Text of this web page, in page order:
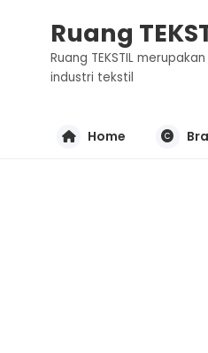
Ruang
Ruang TEKSTIL
industri tekstil
Home